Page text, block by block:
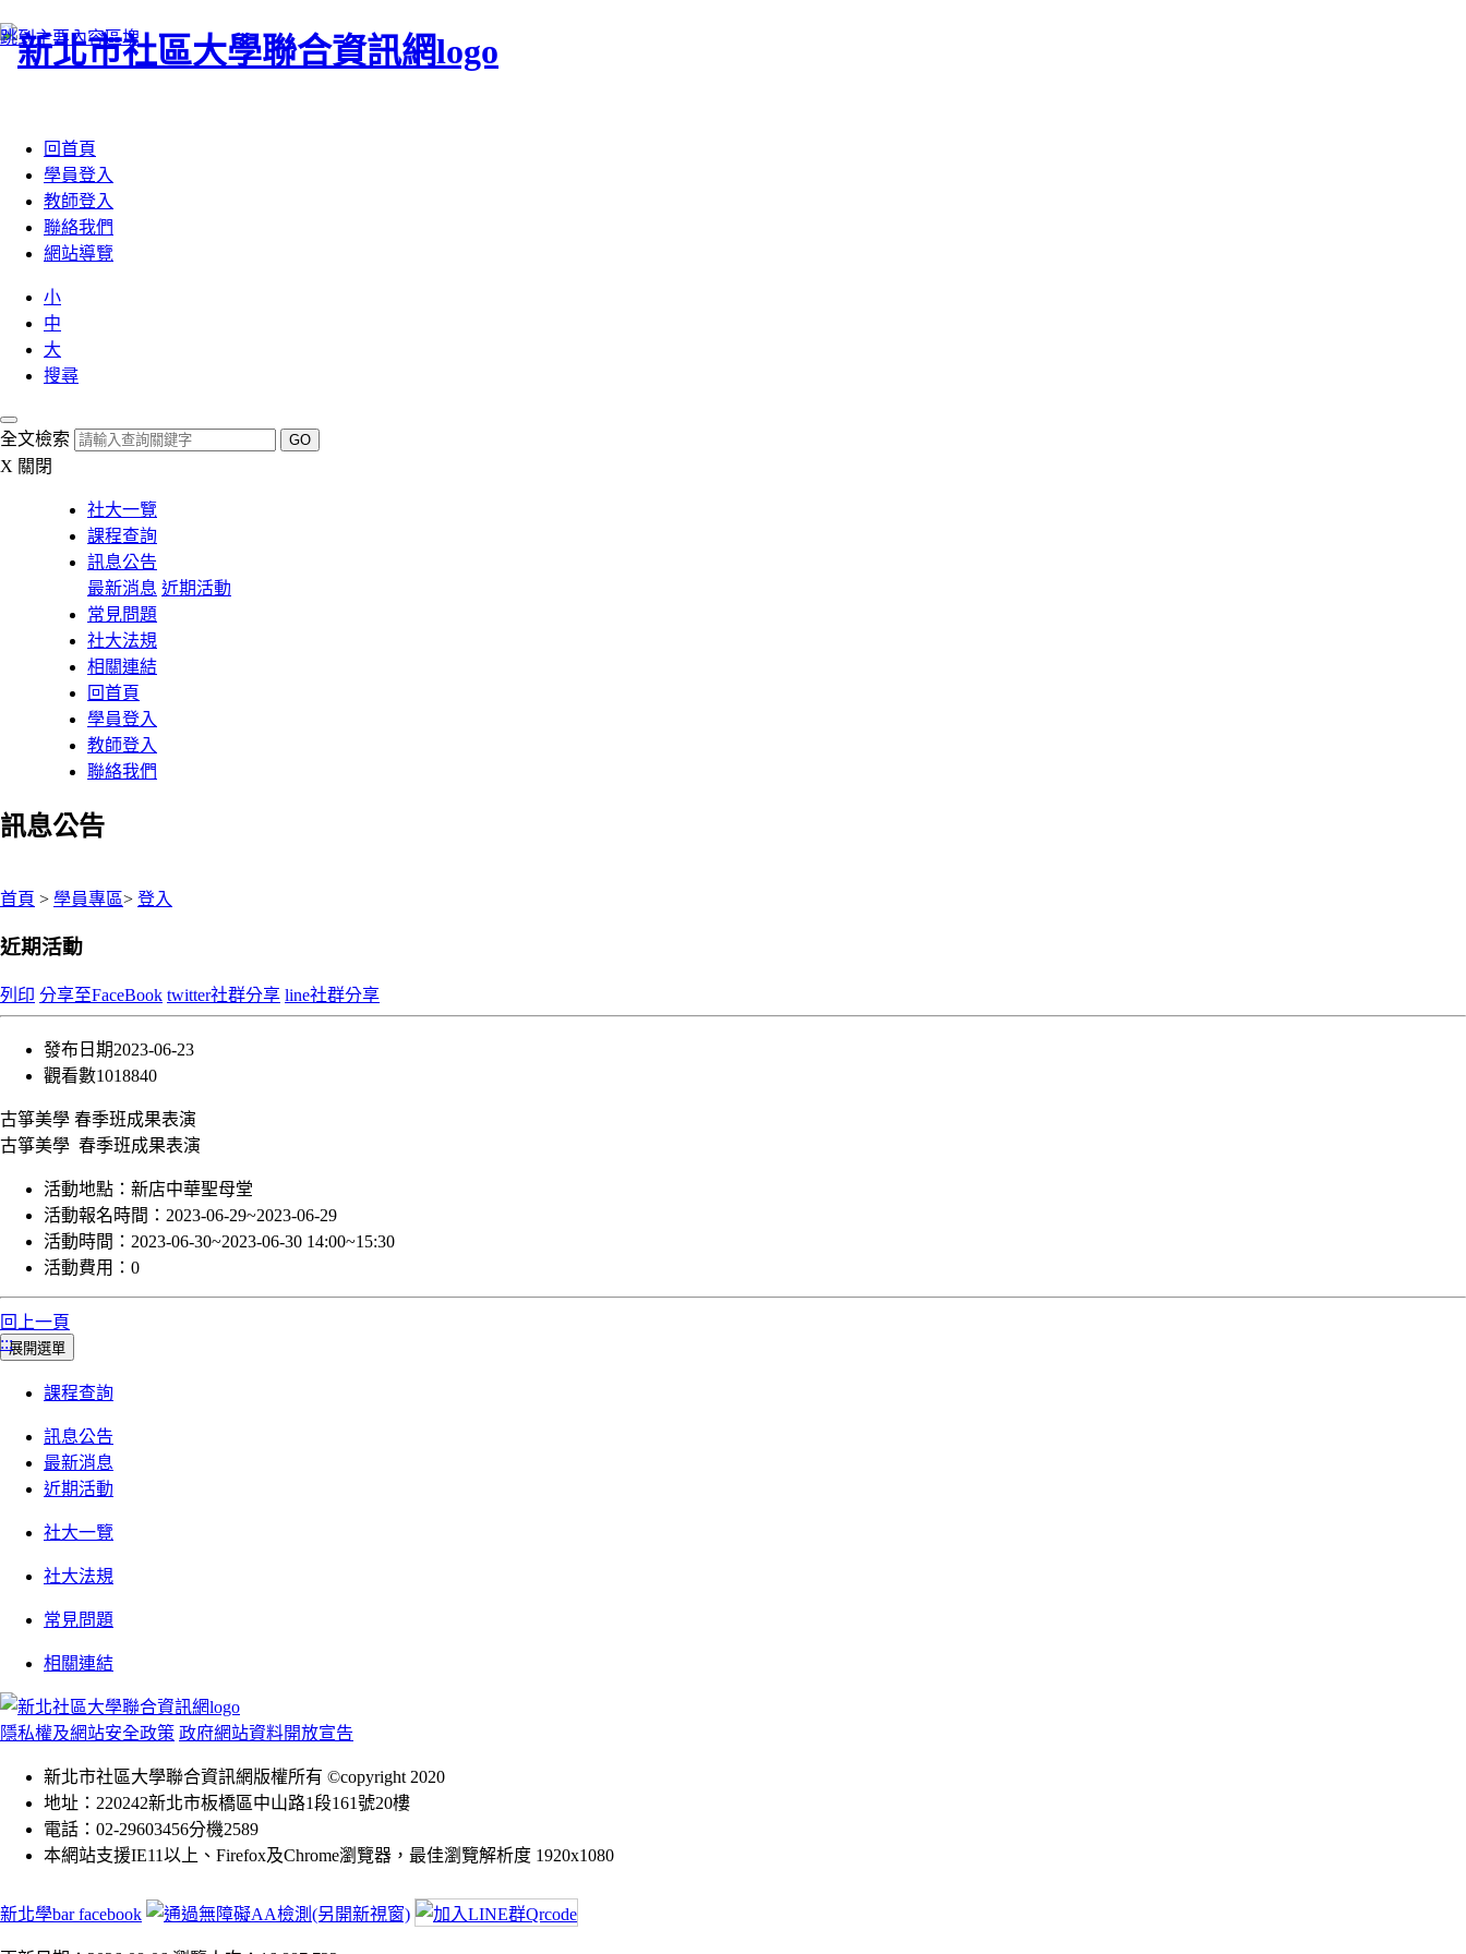
跳到主要內容區塊
回首頁
學員登入
教師登入
聯絡我們
網站導覽
小
中
大
搜尋
全文檢索 GO
X 關閉
社大一覽
課程查詢
訊息公告
最新消息 近期活動
常見問題
社大法規
相關連結
回首頁
學員登入
教師登入
聯絡我們
訊息公告
首頁 > 學員專區> 登入
近期活動
列印 分享至FaceBook twitter社群分享 line社群分享
發布日期2023-06-23
觀看數1018840
古箏美學 春季班成果表演
古箏美學 春季班成果表演
活動地點： 新店中華聖母堂
活動報名時間： 2023-06-29~2023-06-29
活動時間： 2023-06-30~2023-06-30 14:00~15:30
活動費用： 0
回上一頁
:::展開選單
課程查詢
訊息公告
最新消息
近期活動
社大一覽
社大法規
常見問題
相關連結
隱私權及網站安全政策 政府網站資料開放宣告
新北市社區大學聯合資訊網版權所有 ©copyright 2020
地址：220242新北市板橋區中山路1段161號20樓
電話：02-29603456分機2589
本網站支援IE11以上、Firefox及Chrome瀏覽器，最佳瀏覽解析度 1920x1080
新北學bar facebook